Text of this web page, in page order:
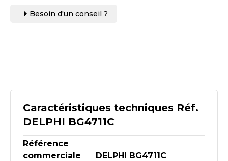
Caractéristiques techniques Réf.
DELPHI BG4711C
Référence
commerciale
DELPHI BG4711C
Besoin d'un conseil ?